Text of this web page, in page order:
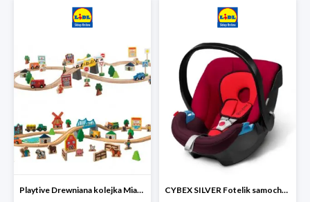
Playtive Drewniana kolejka Miasto lub Farma CYBEX SILVER Fotelik samochodowy